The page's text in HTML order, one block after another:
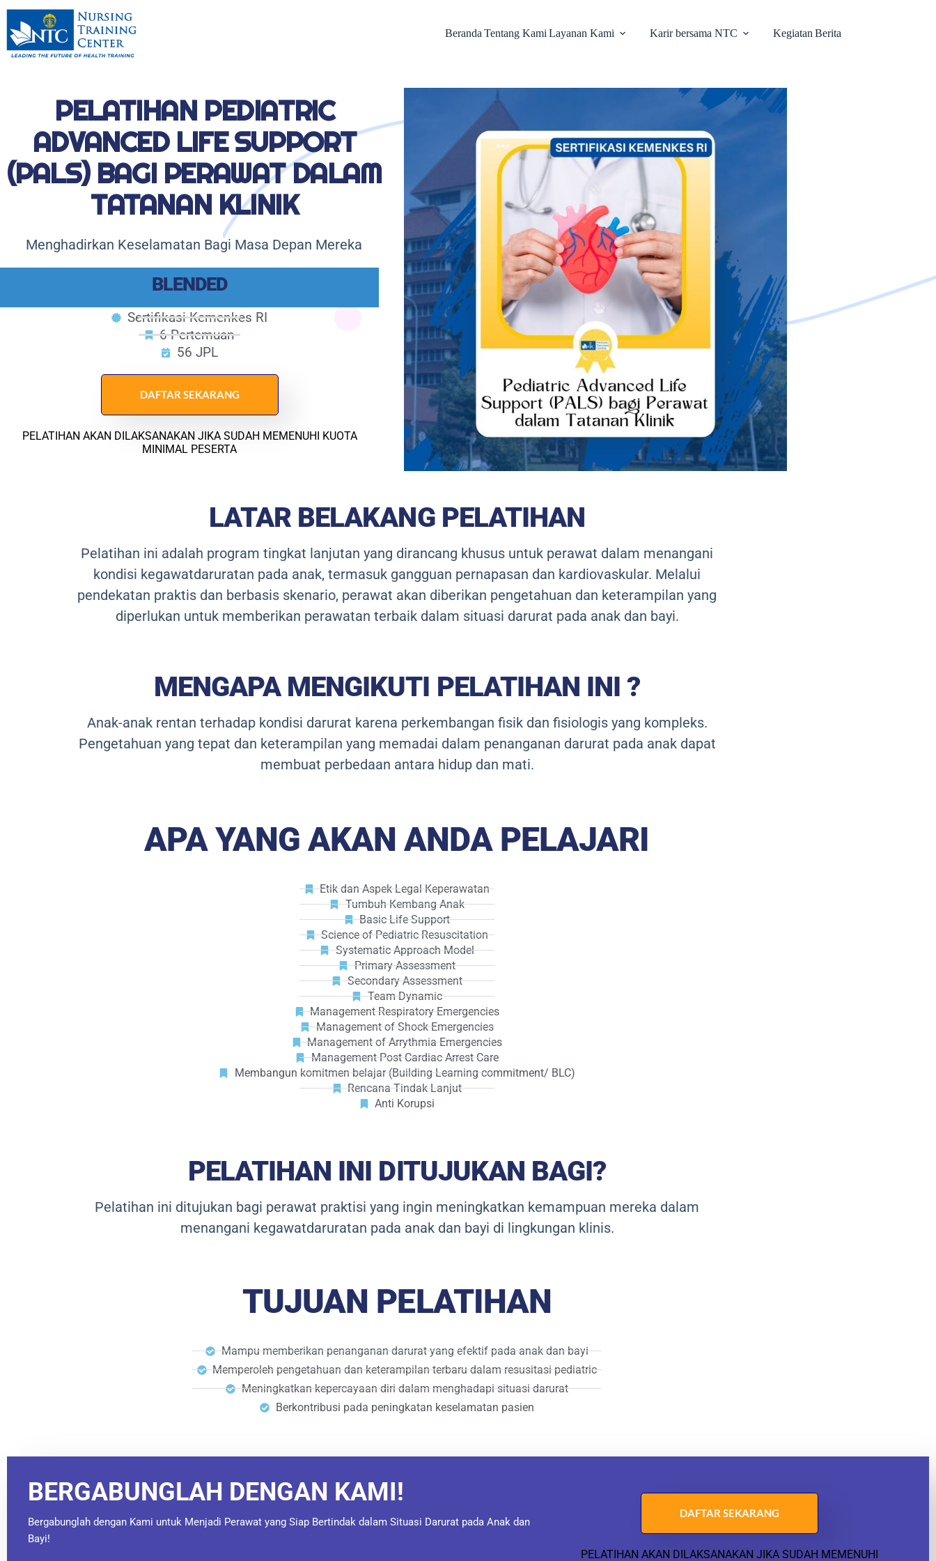
Beranda Tentang Kami Layanan Kami Karir bersama NTC Kegiatan Berita
PELATIHAN PEDIATRIC
ADVANCED LIFE SUPPORT
(PALS) BAGI PERAWAT DALAM
TATANAN KLINIK
Menghadirkan Keselamatan Bagi Masa Depan Mereka
BLENDED
Sertifikasi Kemenkes RI
6 Pertemuan
56 JPL
DAFTAR SEKARANG
PELATIHAN AKAN DILAKSANAKAN JIKA SUDAH MEMENUHI KUOTA
MINIMAL PESERTA
LATAR BELAKANG PELATIHAN
Pelatihan ini adalah program tingkat lanjutan yang dirancang khusus untuk perawat dalam menangani
kondisi kegawatdaruratan pada anak, termasuk gangguan pernapasan dan kardiovaskular. Melalui
pendekatan praktis dan berbasis skenario, perawat akan diberikan pengetahuan dan keterampilan yang
diperlukan untuk memberikan perawatan terbaik dalam situasi darurat pada anak dan bayi.
MENGAPA MENGIKUTI PELATIHAN INI ?
Anak-anak rentan terhadap kondisi darurat karena perkembangan fisik dan fisiologis yang kompleks.
Pengetahuan yang tepat dan keterampilan yang memadai dalam penanganan darurat pada anak dapat
membuat perbedaan antara hidup dan mati.
APA YANG AKAN ANDA PELAJARI
Etik dan Aspek Legal Keperawatan
Tumbuh Kembang Anak
Basic Life Support
Science of Pediatric Resuscitation
Systematic Approach Model
Primary Assessment
Secondary Assessment
Team Dynamic
Management Respiratory Emergencies
Management of Shock Emergencies
Management of Arrythmia Emergencies
Management Post Cardiac Arrest Care
Membangun komitmen belajar (Building Learning commitment/ BLC)
Rencana Tindak Lanjut
Anti Korupsi
PELATIHAN INI DITUJUKAN BAGI?
Pelatihan ini ditujukan bagi perawat praktisi yang ingin meningkatkan kemampuan mereka dalam
menangani kegawatdaruratan pada anak dan bayi di lingkungan klinis.
TUJUAN PELATIHAN
Mampu memberikan penanganan darurat yang efektif pada anak dan bayi
Memperoleh pengetahuan dan keterampilan terbaru dalam resusitasi pediatric
Meningkatkan kepercayaan diri dalam menghadapi situasi darurat
Berkontribusi pada peningkatan keselamatan pasien
BERGABUNGLAH DENGAN KAMI!
Bergabunglah dengan Kami untuk Menjadi Perawat yang Siap Bertindak dalam Situasi Darurat pada Anak dan
Bayi!
DAFTAR SEKARANG
PELATIHAN AKAN DILAKSANAKAN JIKA SUDAH MEMENUHI